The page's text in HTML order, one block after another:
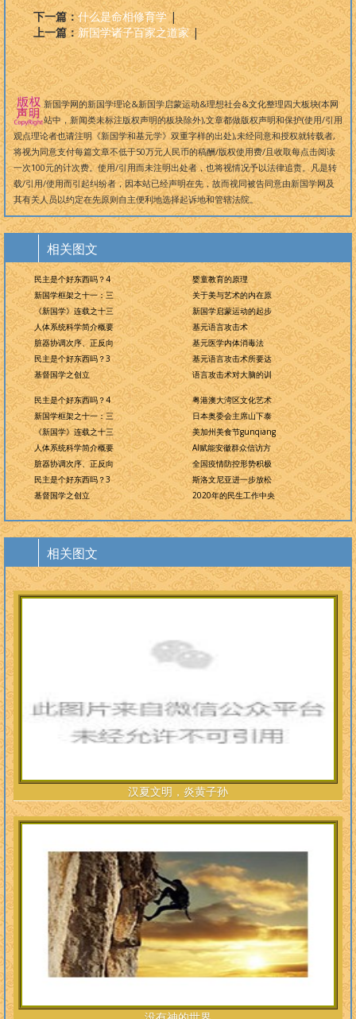
下一篇：什么是命相修育学|
上一篇：新国学诸子百家之道家|
新国学网的新国学理论&新国学启蒙运动&理想社会&文化整理四大板块(本网
站中，新闻类未标注版权声明的板块除外),文章都做版权声明和保护(使用/引用
观点理论者也请注明《新国学和基元学》双重字样的出处),未经同意和授权就转载者,
将视为同意支付每篇文章不低于50万元人民币的稿酬/版权使用费/且收取每点击阅读
一次100元的计次费。使用/引用而未注明出处者，也将视情况予以法律追责。凡是转
载/引用/使用而引起纠纷者，因本站已经声明在先，故而视同被告同意由新国学网及
其有关人员以约定在先原则自主便利地选择起诉地和管辖法院。
相关图文
民主是个好东西吗？4
新国学框架之十一：三
《新国学》连载之十三
人体系统科学简介概要
脏器协调次序、正反向
民主是个好东西吗？3
基督国学之创立
婴童教育的原理
关于美与艺术的内在原
新国学启蒙运动的起步
基元语言攻击术
基元医学内体消毒法
基元语言攻击术所要达
语言攻击术对大脑的训
民主是个好东西吗？4
新国学框架之十一：三
《新国学》连载之十三
人体系统科学简介概要
脏器协调次序、正反向
民主是个好东西吗？3
基督国学之创立
粤港澳大湾区文化艺术
日本奥委会主席山下泰
美加州美食节gunqiang
AI赋能安徽群众信访方
全国疫情防控形势积极
斯洛文尼亚进一步放松
2020年的民生工作中央
相关图文
汉夏文明，炎黄子孙